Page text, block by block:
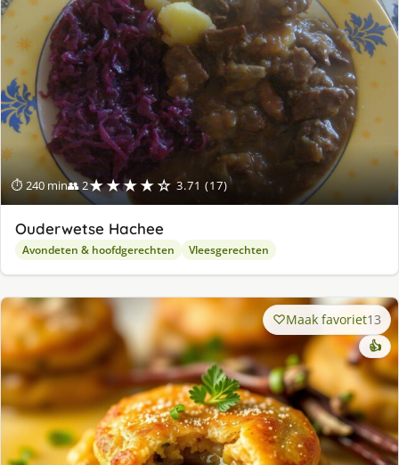
⏱ 240 min👥 2★★★★☆ 3.71 (17)
Ouderwetse Hachee
Avondeten & hoofdgerechten Vleesgerechten
Maak favoriet13
👍